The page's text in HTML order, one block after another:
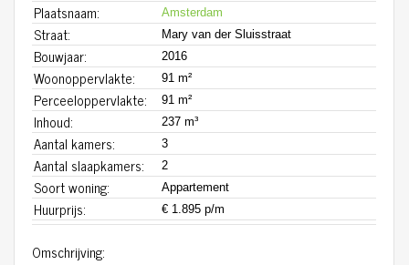
Plaatsnaam: Amsterdam
Straat: Mary van der Sluisstraat
Bouwjaar: 2016
Woonoppervlakte: 91 m²
Perceeloppervlakte: 91 m²
Inhoud: 237 m³
Aantal kamers: 3
Aantal slaapkamers: 2
Soort woning: Appartement
Huurprijs: € 1.895 p/m
Omschrijving: